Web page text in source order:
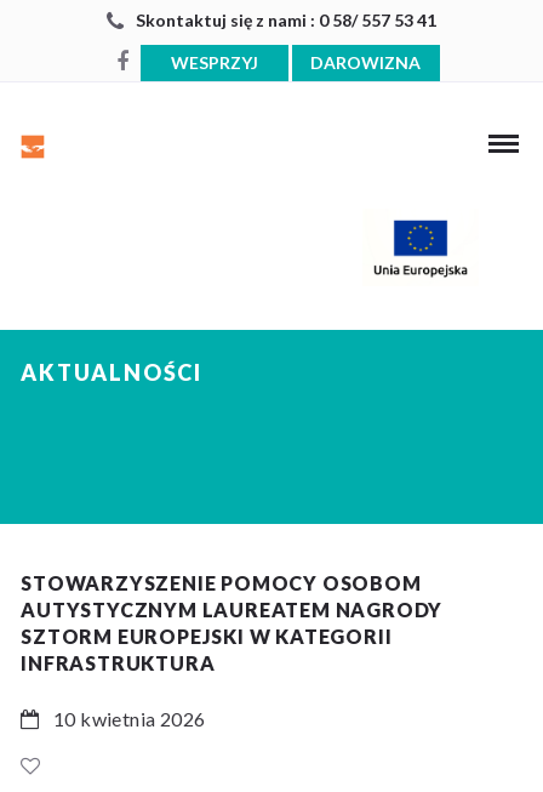
Skontaktuj się z nami : 0 58/ 557 53 41
WESPRZYJ DAROWIZNA
AKTUALNOŚCI
STOWARZYSZENIE POMOCY OSOBOM
AUTYSTYCZNYM LAUREATEM NAGRODY
SZTORM EUROPEJSKI W KATEGORII
INFRASTRUKTURA
10 kwietnia 2026